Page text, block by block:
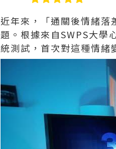
近年來，「通關後情緒
題。根據來自SWPS大學
統測試，首次對這種情緒